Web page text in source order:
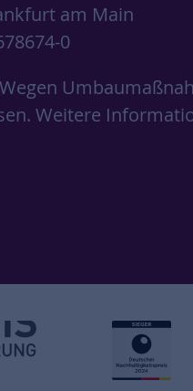
am Main
0
Weitere